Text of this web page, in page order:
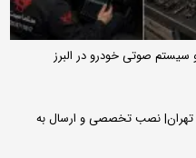
سیستم صوتی خودرو در البرز
و تهران| نصب تخصصی و ارسال به